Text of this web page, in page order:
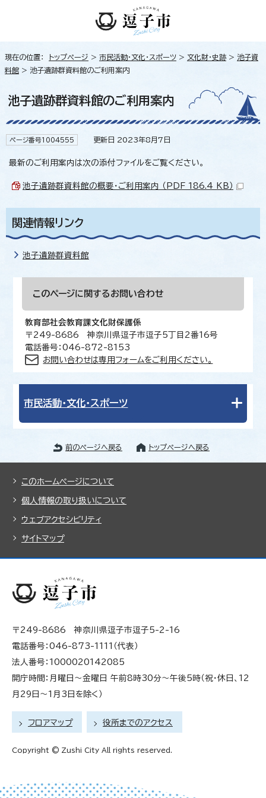
現在の位置： トップページ > 市民活動・文化・スポーツ > 文化財・史跡 > 池子資
料館 > 池子遺跡群資料館のご利用案内
池子遺跡群資料館のご利用案内
ページ番号1004555 更新日 2023年8月7日
最新のご利用案内は次の添付ファイルをご覧ください。
池子遺跡群資料館の概要・ご利用案内 （PDF 186.4 KB）
関連情報リンク
池子遺跡群資料館
このページに関する お問い合わせ
教育部社会教育課文化財保護係
〒249-8686 神奈川県逗子市逗子5丁目2番16号
電話番号：046-872-8153
お問い合わせは専用フォームをご利用ください。
市民活動・文化・スポーツ
前のページへ戻る トップページへ戻る
このホームページについて
個人情報の取り扱いについて
ウェブアクセシビリティ
サイトマップ
〒249-8686 神奈川県逗子市逗子5-2-16
電話番号：046-873-1111（代表）
法人番号：1000020142085
開庁時間：月曜日～金曜日 午前8時30分～午後5時（祝・休日、12
月29日～1月3日を除く）
フロアマップ 役所までのアクセス
Copyright © Zushi City All rights reserved.